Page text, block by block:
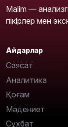
Malim —
пікірлер мен
Айдарлар
Саясат
Аналитика
Қоғам
Мәдениет
Сұхбат